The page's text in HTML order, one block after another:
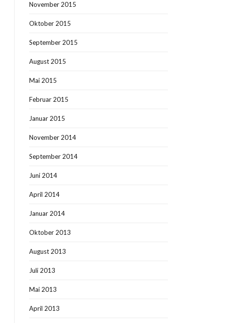
November 2015
Oktober 2015
September 2015
August 2015
Mai 2015
Februar 2015
Januar 2015
November 2014
September 2014
Juni 2014
April 2014
Januar 2014
Oktober 2013
August 2013
Juli 2013
Mai 2013
April 2013